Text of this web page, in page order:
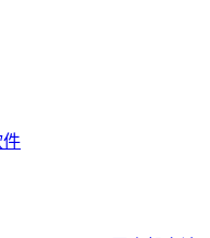
件